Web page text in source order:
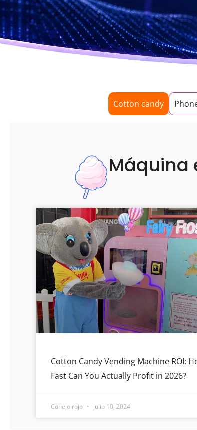
Cotton candy
Máquina
Cotton Candy Vending Machine ROI:
Fast Can You Actually Profit in 2026?
Conejo rojo julio 10, 2024